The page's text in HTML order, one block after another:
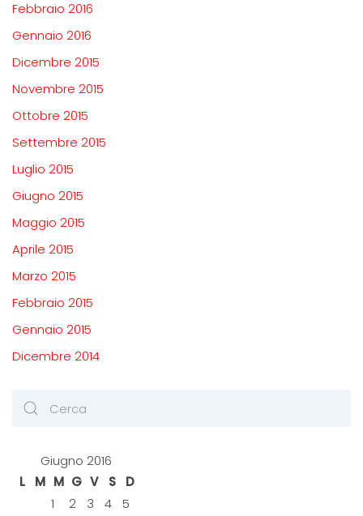
Febbraio 2016
Gennaio 2016
Dicembre 2015
Novembre 2015
Ottobre 2015
Settembre 2015
Luglio 2015
Giugno 2015
Maggio 2015
Aprile 2015
Marzo 2015
Febbraio 2015
Gennaio 2015
Dicembre 2014
Giugno 2016
L
M M G V S
D
1
2 3 4
5